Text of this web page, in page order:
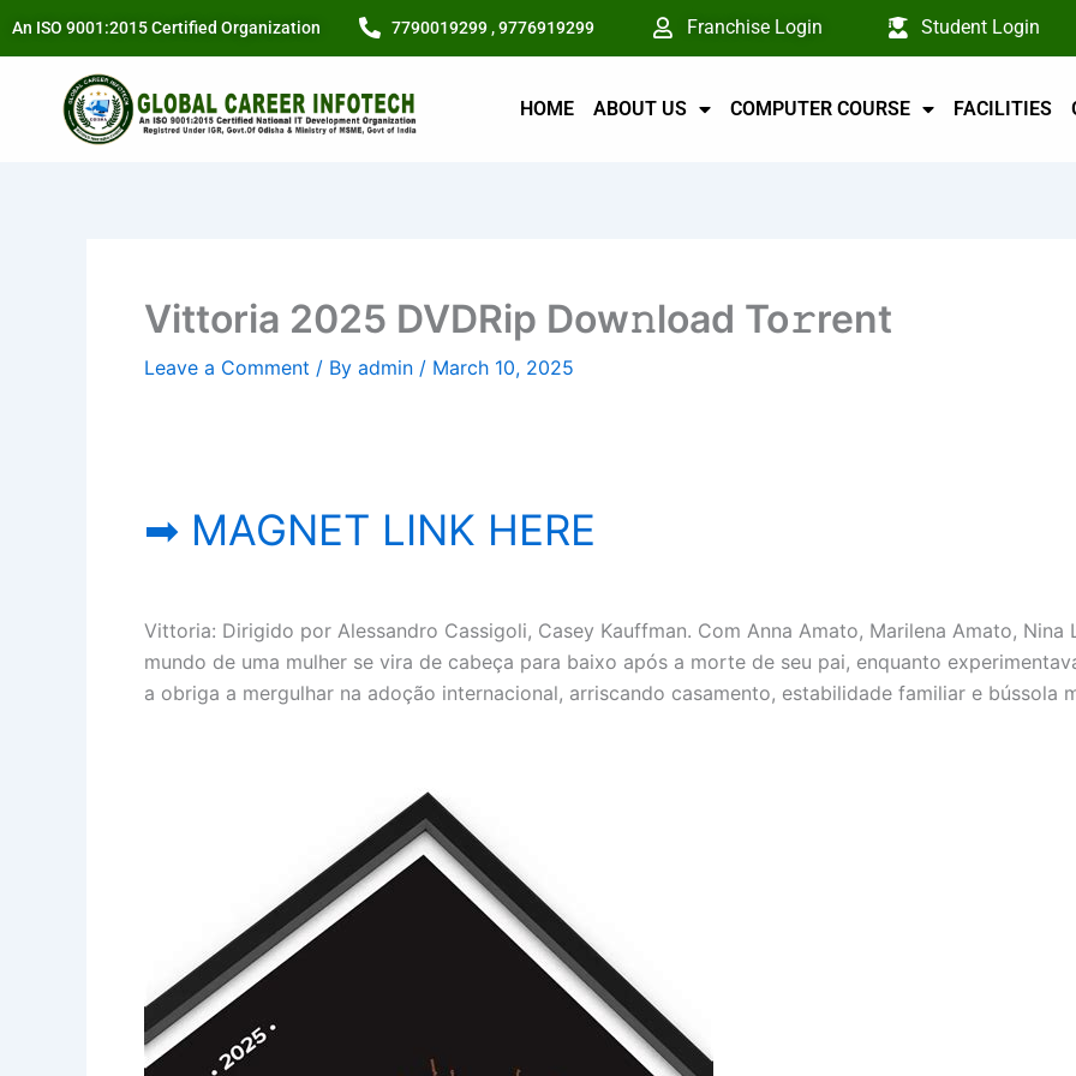
An ISO 9001:2015 Certified Organization 7790019299 , 9776919299 Franchise Login Student Login
HOME ABOUT US COMPUTER COURSE FACILITIES
Vittoria 2025 DVDRip Dow𝚗load To𝚛rent
Leave a Comment / By admin / March 10, 2025
➡ MAGNET LINK HERE
Vittoria: Dirigido por Alessandro Cassigoli, Casey Kauffman. Com Anna Amato, Marilena Amato, Nina
mundo de uma mulher se vira de cabeça para baixo após a morte de seu pai, enquanto
a obriga a mergulhar na adoção internacional, arriscando casamento, estabilidade familiar e bússola